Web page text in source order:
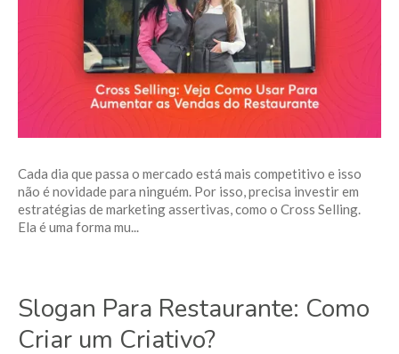
Cada dia que passa o mercado está mais competitivo e isso
não é novidade para ninguém. Por isso, precisa investir em
estratégias de marketing assertivas, como o Cross Selling.
Ela é uma forma mu...
Slogan Para Restaurante: Como
Criar um Criativo?